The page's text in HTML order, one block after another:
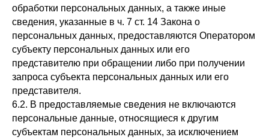
обработки персональных данных, а также иные
сведения, указанные в ч. 7 ст. 14 Закона о
персональных данных, предоставляются Оператором
субъекту персональных данных или его
представителю при обращении либо при получении
запроса субъекта персональных данных или его
представителя.
6.2. В предоставляемые сведения не включаются
персональные данные, относящиеся к другим
субъектам персональных данных, за исключением